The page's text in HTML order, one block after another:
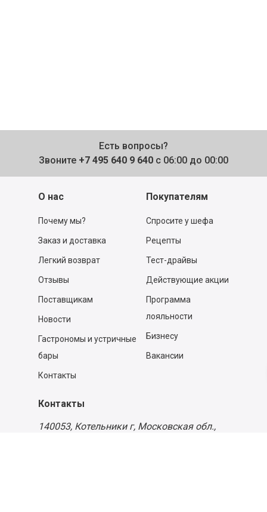
Есть вопросы?
Звоните +7 495 640 9 640 с 06:00 до 00:00
О нас
Почему мы?
Заказ и доставка
Легкий возврат
Отзывы
Поставщикам
Новости
Гастрономы и устричные
бары
Контакты
Покупателям
Спросите у шефа
Рецепты
Тест-драйвы
Действующие акции
Программа
лояльности
Бизнесу
Вакансии
Контакты
140053, Котельники г, Московская обл.,